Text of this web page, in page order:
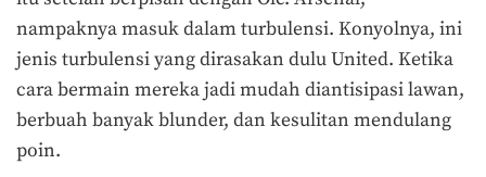
nampaknya masuk dalam turbulensi. Konyolnya, ini
jenis turbulensi yang dirasakan dulu United. Ketika
cara bermain mereka jadi mudah diantisipasi lawan,
berbuah banyak blunder, dan kesulitan mendulang
poin.